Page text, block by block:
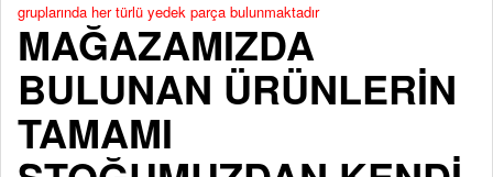
gruplarında her türlü yedek parça bulunmaktadır
MAĞAZAMIZDA
BULUNAN ÜRÜNLERİN
TAMAMI